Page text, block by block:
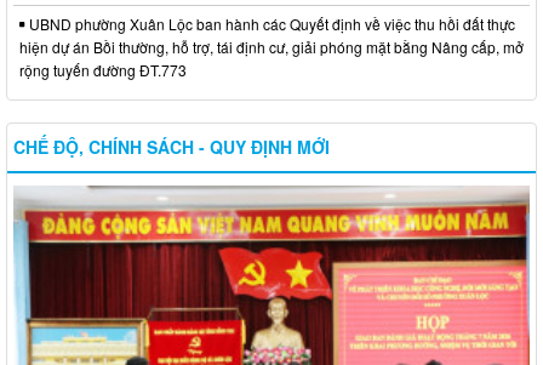
UBND phường Xuân Lộc ban hành các Quyết định về việc thu hồi đất thực
hiện dự án Bồi thường, hỗ trợ, tái định cư, giải phóng mặt bằng Nâng cấp, mở
rộng tuyến đường ĐT.773
CHẾ ĐỘ, CHÍNH SÁCH - QUY ĐỊNH MỚI